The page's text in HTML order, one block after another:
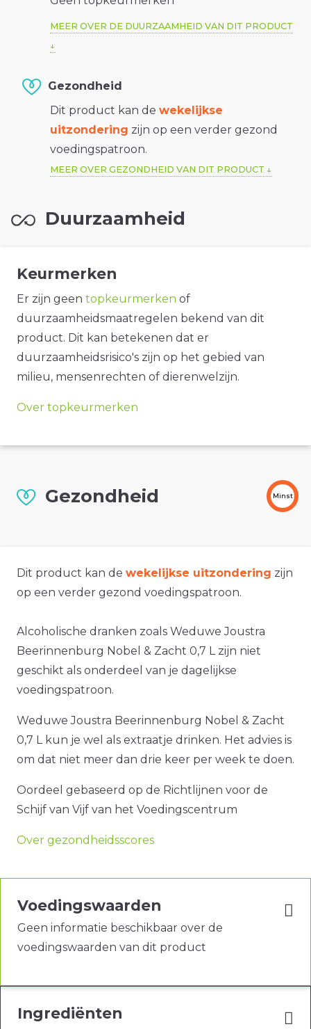
MEER OVER DE DUURZAAMHEID VAN DIT PRODUCT
Gezondheid
Dit product kan de wekelijkse
uitzondering zijn op een verder gezond
voedingspatroon.
MEER OVER GEZONDHEID VAN DIT PRODUCT
Duurzaamheid
Keurmerken
Er zijn geen topkeurmerken of
duurzaamheidsmaatregelen bekend van dit
product. Dit kan betekenen dat er
duurzaamheidsrisico's zijn op het gebied van
milieu, mensenrechten of dierenwelzijn.
Over topkeurmerken
Gezondheid Minst
Dit product kan de wekelijkse uitzondering zijn
op een verder gezond voedingspatroon.
Alcoholische dranken zoals Weduwe Joustra
Beerinnenburg Nobel & Zacht 0,7 L zijn niet
geschikt als onderdeel van je dagelijkse
voedingspatroon.
Weduwe Joustra Beerinnenburg Nobel & Zacht
0,7 L kun je wel als extraatje drinken. Het advies is
om dat niet meer dan drie keer per week te doen.
Oordeel gebaseerd op de Richtlijnen voor de
Schijf van Vijf van het Voedingscentrum
Over gezondheidsscores
Voedingswaarden
Geen informatie beschikbaar over de
voedingswaarden van dit product
Ingrediënten